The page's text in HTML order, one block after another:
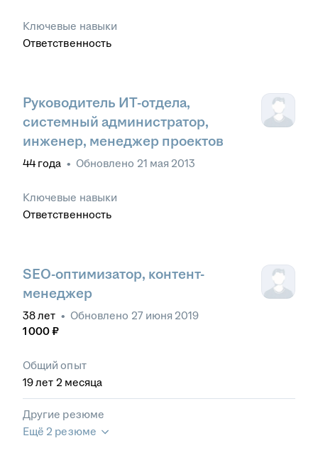
Ключевые навыки
Ответственность
Руководитель ИТ-отдела,
системный администратор,
инженер, менеджер проектов
44 года • Обновлено 21 мая 2013
Ключевые навыки
Ответственность
SEO-оптимизатор, контент-
менеджер
38лет • Обновлено 27 июня 2019
1 000 ₽
Общий опыт
19лет 2 месяца
Другие резюме
Ещё 2 резюме